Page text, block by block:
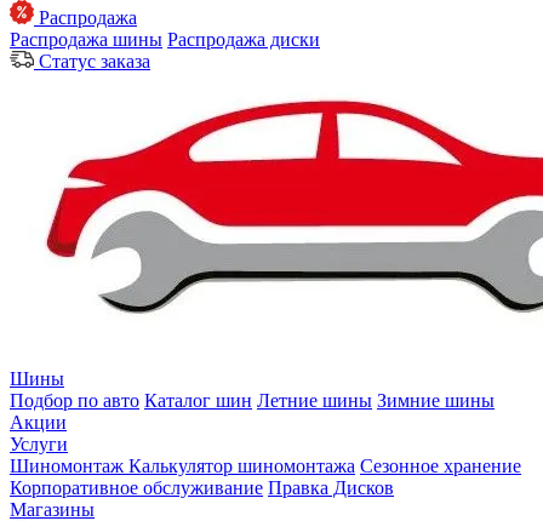
Распродажа
Распродажа шины Распродажа диски
Статус заказа
Шины
Подбор по авто Каталог шин Летние шины Зимние шины
Акции
Услуги
Шиномонтаж Калькулятор шиномонтажа Сезонное хранение
Корпоративное обслуживание Правка Дисков
Магазины